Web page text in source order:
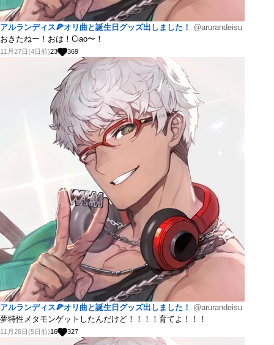
アルランディス🍕オリ曲と誕生日グッズ出しました！
@arurandeisu
おきたねー！おは！Ciao〜！
11月27日(4日前)23 369
アルランディス🍕オリ曲と誕生日グッズ出しました！
@arurandeisu
夢特性メタモンゲットしたんだけど！！！！育てよ！！！
11月26日(5日前)16 327